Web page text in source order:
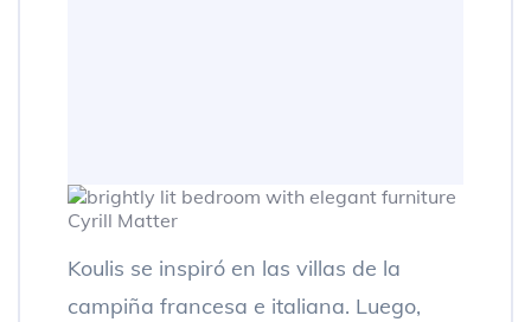
Cyrill Matter
Koulis se inspiró en las villas de la
campiña francesa e italiana. Luego,